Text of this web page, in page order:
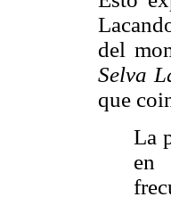
del
Selva
que
La
en